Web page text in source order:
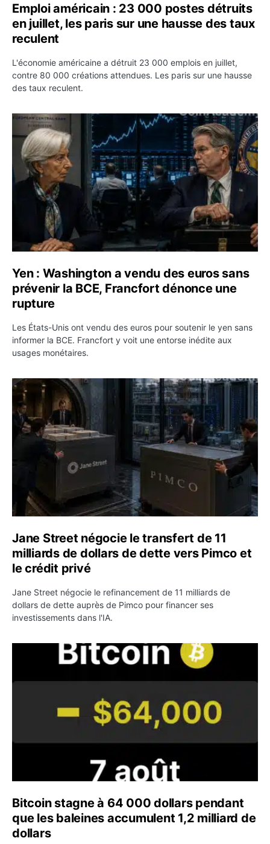
Emploi américain : 23 000 postes détruits
en juillet, les paris sur une hausse des taux
reculent
L'économie américaine a détruit 23 000 emplois en juillet,
contre 80 000 créations attendues. Les paris sur une hausse
des taux reculent.
Yen : Washington a vendu des euros sans prévenir la
Yen : Washington a vendu des euros sans
prévenir la BCE, Francfort dénonce une
rupture
Les États-Unis ont vendu des euros pour soutenir le yen sans
informer la BCE. Francfort y voit une entorse inédite aux
usages monétaires.
Jane Street négocie le transfert de 11 milliards de
Jane Street négocie le transfert de 11
milliards de dollars de dette vers Pimco et
le crédit privé
Jane Street négocie le refinancement de 11 milliards de
dollars de dette auprès de Pimco pour financer ses
investissements dans l'IA.
Bitcoin stagne à 64 000 dollars pendant que les
Bitcoin stagne à 64 000 dollars pendant
que les baleines accumulent 1,2 milliard de
dollars